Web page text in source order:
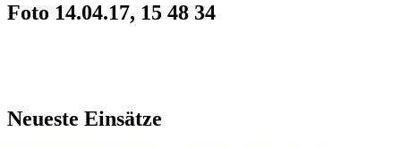
Foto 14.04.17, 15 48 34
Neueste Einsätze